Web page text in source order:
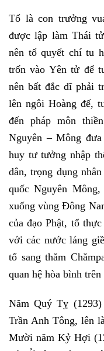
Tổ là con trưởng
được lập làm Thái
nên tổ quyết chí tu
trốn vào Yên tử để
nên bất đắc dĩ phải
lên ngôi Hoàng đế,
đến pháp môn
Nguyên – Mông
huy tư tưởng nhập
dân, trọng dụng
quốc Nguyên
xuống vùng Đông
của đạo Phật, tổ
với các nước láng
tổ sang thăm
quan hệ hòa bình
Năm Quý Tỵ
Trần Anh Tông, lên
Mười năm Kỷ Hợi